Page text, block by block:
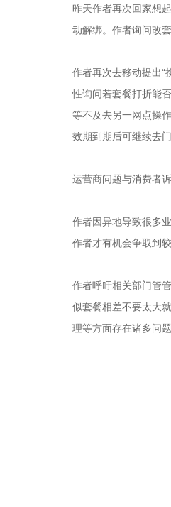
昨天作者再次回家想
动解绑。作者询问改
作者再次去移动提出“
性询问若套餐打折能
等不及去另一网点操
效期到期后可继续去
运营商问题与消费者
作者因异地导致很多
作者才有机会争取到
作者呼吁相关部门管
似套餐相差不要太大
理等方面存在诸多问